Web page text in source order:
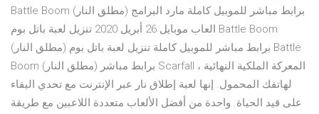
Battle Boom (مطلق النار) برابط مباشر للموبيل كاملة مارد البرامج
العاب موبايل 26 أبريل 2020 تنزيل لعبة باتل بوم Battle Boom
(مطلق النار) برابط مباشر للموبيل كاملة تنزيل لعبة باتل بوم Battle
Boom (مطلق النار) برابط مباشر Scarfall ، المعركة الملكية النهائية
لهاتفك المحمول. إنها لعبة إطلاق نار عبر الإنترنت مع تحدي البقاء
على قيد الحياة. واحدة من أفضل الألعاب متعددة اللاعبين مع طريقة